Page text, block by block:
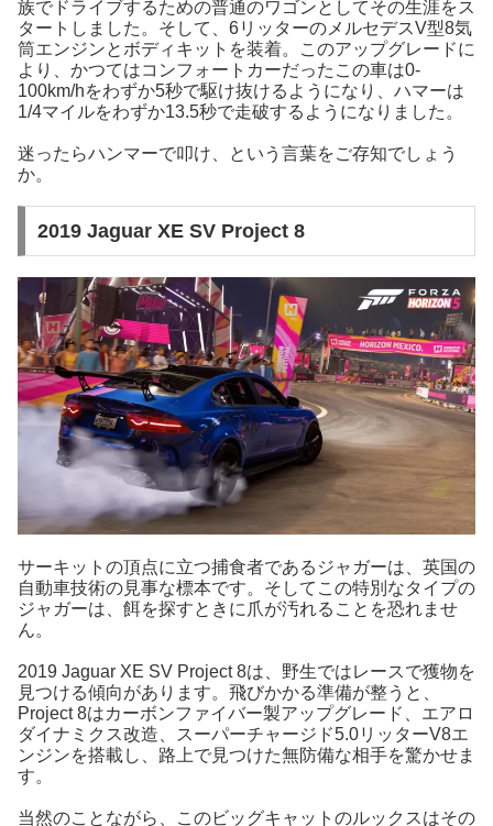
族でドライブするための普通のワゴンとしてその生涯をス
タートしました。そして、6リッターのメルセデスV型8気
筒エンジンとボディキットを装着。このアップグレードに
より、かつてはコンフォートカーだったこの車は0-
100km/hをわずか5秒で駆け抜けるようになり、ハマーは
1/4マイルをわずか13.5秒で走破するようになりました。
迷ったらハンマーで叩け、という言葉をご存知でしょう
か。
2019 Jaguar XE SV Project 8
サーキットの頂点に立つ捕食者であるジャガーは、英国の
自動車技術の見事な標本です。そしてこの特別なタイプの
ジャガーは、餌を探すときに爪が汚れることを恐れませ
ん。
2019 Jaguar XE SV Project 8は、野生ではレースで獲物を
見つける傾向があります。飛びかかる準備が整うと、
Project 8はカーボンファイバー製アップグレード、エアロ
ダイナミクス改造、スーパーチャージド5.0リッターV8エ
ンジンを搭載し、路上で見つけた無防備な相手を驚かせま
す。
当然のことながら、このビッグキャットのルックスはその